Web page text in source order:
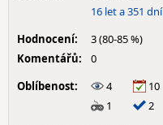
16 let a 351 dní
Hodnocení:
3 (80-85 %)
Komentářů:
0
Oblíbenost:
4
10
1
2